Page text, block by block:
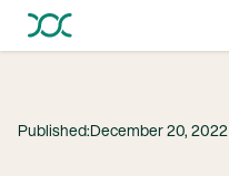
Published: December 20, 2022